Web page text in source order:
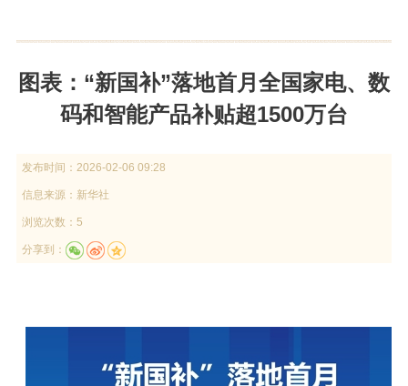
图表：“新国补”落地首月全国家电、数
码和智能产品补贴超1500万台
发布时间： 2026-02-06 09:28
信息来源： 新华社
浏览次数：5
分享到：